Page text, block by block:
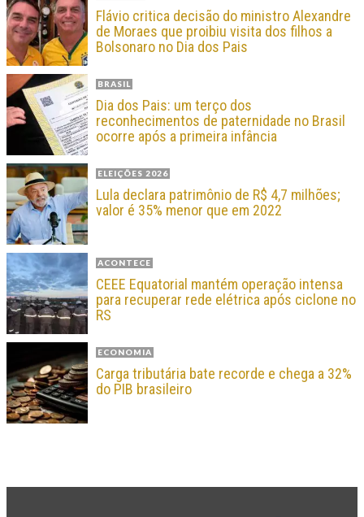
Flávio critica decisão do ministro Alexandre
de Moraes que proibiu visita dos filhos a
Bolsonaro no Dia dos Pais
BRASIL
Dia dos Pais: um terço dos
reconhecimentos de paternidade no Brasil
ocorre após a primeira infância
ELEIÇÕES 2026
Lula declara patrimônio de R$ 4,7 milhões;
valor é 35% menor que em 2022
ACONTECE
CEEE Equatorial mantém operação intensa
para recuperar rede elétrica após ciclone no
RS
ECONOMIA
Carga tributária bate recorde e chega a 32%
do PIB brasileiro